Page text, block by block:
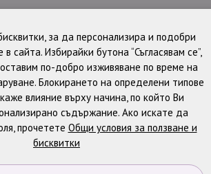
за да персонализира и подобри
сайта. Избирайки бутона “Съгласявам се”,
по-добро изживяване по време на
Блокирането на определени типове
влияние върху начина, по който Ви
съдържание. Ако искате да
прочетете Общи условия за ползване и
бисквитки